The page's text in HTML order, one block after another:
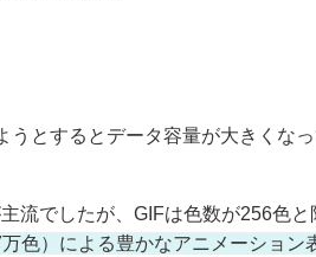
とするとデータ容量が大きくなっ
流でしたが、GIFは色数が256色と
色）による豊かなアニメーション